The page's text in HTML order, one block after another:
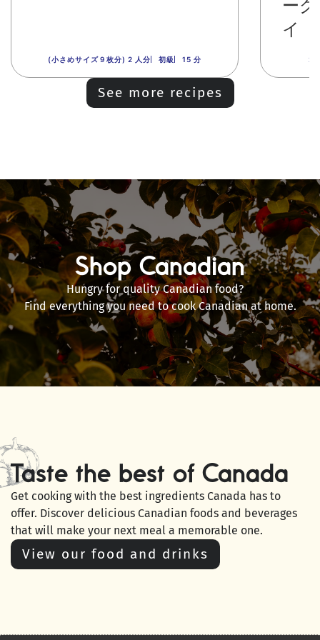
(小さめサイズ９枚分) 2 人分 初級 15 分
ー
イ
2
See more recipes
Shop Canadian
Hungry for quality Canadian food?
Find everything you need to cook Canadian at home.
Taste the best of Canada
Get cooking with the best ingredients Canada has to
offer. Discover delicious Canadian foods and beverages
that will make your next meal a memorable one.
View our food and drinks